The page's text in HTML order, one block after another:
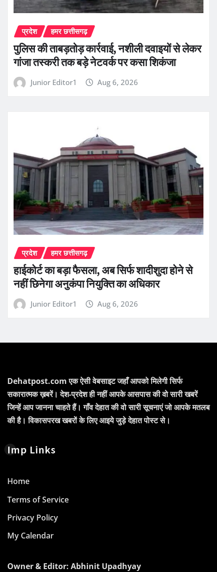
प्रदेश हमर छत्तीसगढ़
पुलिस की ताबड़तोड़ कार्रवाई, नशीली दवाइयों से लेकर
गांजा तस्करी तक बड़े नेटवर्क पर कसा शिकंजा
Junior Editor1 Aug 6, 2026
प्रदेश हमर छत्तीसगढ़
हाईकोर्ट का बड़ा फैसला, अब सिर्फ शादीशुदा होने से
नहीं छिनेगा अनुकंपा नियुक्ति का अधिकार
Junior Editor1 Aug 6, 2026
Dehatpost.com एक ऐसी वेबसाइट जहाँ आपको मिलेगी सिर्फ
सकारात्मक ख़बरें। देश-प्रदेश ही नहीं आपके आसपास की वो सारी खबरें
जिन्हें आप जानना चाहते हैं। गाँव देहात की वो सारी सूचनाएं जो आपके मतलब
की है। विकासपरख खबरों के लिए आइये जुड़े देहात पोस्ट से।
Imp Links
Home
Terms of Service
Privacy Policy
My Calendar
Owner & Editor: Abhinit Upadhyay